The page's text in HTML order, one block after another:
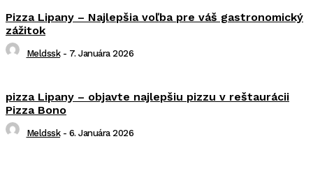
Pizza Lipany – Najlepšia voľba pre váš gastronomický
zážitok
Meldssk - 7. Januára 2026
pizza Lipany – objavte najlepšiu pizzu v reštaurácii
Pizza Bono
Meldssk - 6. Januára 2026